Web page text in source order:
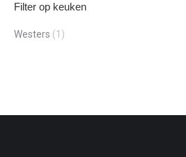
Filter op keuken
Westers (1)